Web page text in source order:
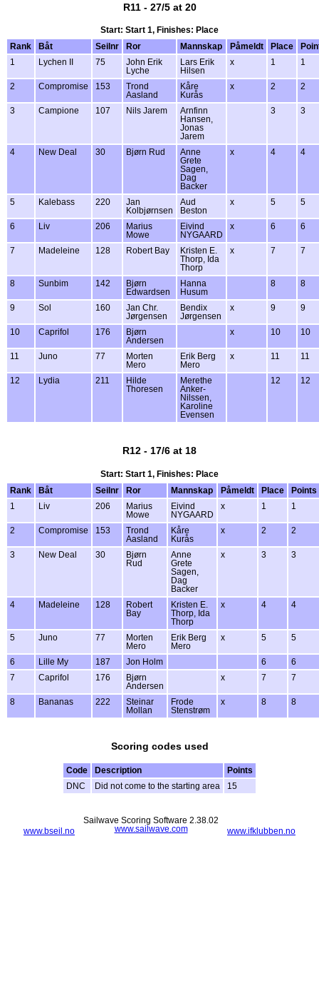
R11 - 27/5 at 20
Start: Start 1, Finishes: Place
Rank
Båt Seilnr Ror Mannskap Påmeldt Place
1
Lychen II 75
John Erik
Lyche
Lars Erik
Hilsen
x 1 1
2 Compromise 153
Trond
Aasland
Kåre
Kurås
x 2 2
3 Campione 107 Nils Jarem
Arnfinn
Hansen,
Jonas
Jarem
3 3
4 New Deal 30 Bjørn Rud
Anne
Grete
Sagen,
Dag
Backer
x 4 4
5 Kalebass 220
Jan
Kolbjørnsen
Aud
Beston
x 5 5
6 Liv 206
Marius
Mowe
Eivind
NYGAARD
x 6 6
7 Madeleine 128 Robert Bay
Kristen E.
Thorp, Ida
Thorp
x 7 7
8 Sunbim 142
Bjørn
Edwardsen
Hanna
Husum
8 8
9 Sol 160
Jan Chr.
Jørgensen
Bendix
Jørgensen
x 9 9
10 Caprifol 176
Bjørn
Andersen
x 10 10
11 Juno 77
Morten
Mero
Erik Berg
Mero
x 11 11
12 Lydia 211
Hilde
Thoresen
Merethe
Anker-
Nilssen,
Karoline
Evensen
12 12
R12 - 17/6 at 18
Start: Start 1, Finishes: Place
Rank
Båt Seilnr Ror Mannskap Påmeldt Place
Points
1
Liv 206
Marius
Mowe
Eivind
NYGAARD
x 1 1
2 Compromise 153
Trond
Aasland
Kåre
Kurås
x 2 2
3 New Deal 30
Bjørn
Rud
Anne
Grete
Sagen,
Dag
Backer
x 3 3
4 Madeleine 128
Robert
Bay
Kristen E.
Thorp, Ida
Thorp
x 4 4
5 Juno 77
Morten
Mero
Erik Berg
Mero
x 5 5
6 Lille My 187 Jon Holm 6
6
7
Caprifol 176
Bjørn
Andersen
x 7 7
8 Bananas 222
Steinar
Mollan
Frode
Stenstrøm
x 8 8
Scoring codes used
Code Description
Points
DNC
Did not come to the starting area 15
www.bseil.no www.ifklubben.no
Sailwave Scoring Software 2.38.02
www.sailwave.com